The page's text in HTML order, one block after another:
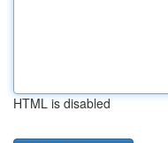
HTML is disabled